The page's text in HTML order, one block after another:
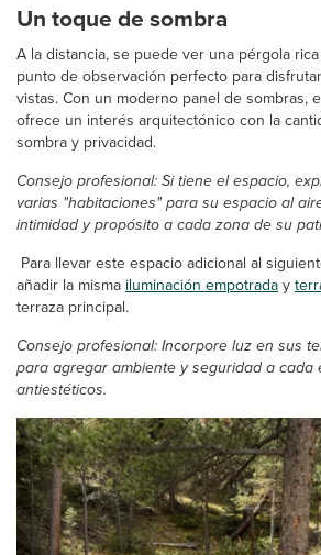
Un toque de sombra
A la distancia, se puede ver una pérgola
punto de observación perfecto para
vistas. Con un moderno panel de sombras,
ofrece un interés arquitectónico con la
sombra y privacidad.
Consejo profesional: Si tiene el espacio,
varias "habitaciones" para su espacio al
intimidad y propósito a cada zona de su
Para llevar este espacio adicional al
añadir la mismailuminación empotraday
terraza principal.
Consejo profesional: Incorpore luz en sus
para agregar ambiente y seguridad a cada
antiestéticos.